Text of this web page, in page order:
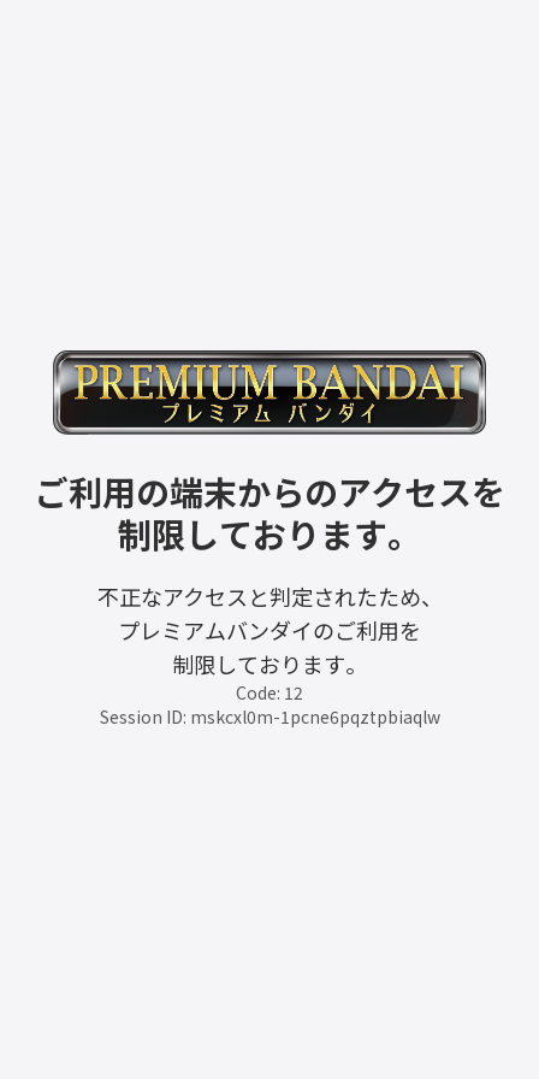
ご利用の端末からのアクセスを
制限しております。
不正なアクセスと判定されたため、
プレミアムバンダイのご利用を
制限しております。
Code: 12
Session ID: mskcxl0m-1pcne6pqztpbiaqlw